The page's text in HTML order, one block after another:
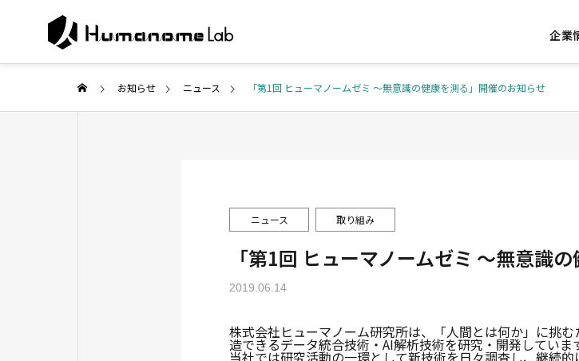
企業
PUBLISHED
研究・メディア実績
Collaborative Re
共同研究・開発 AIコンサルテーショ
お知らせ ニュース 「第1回 ヒューマノームゼミ 〜無意識の健康を測る」開催のお知らせ
ニュース 取り組み
「第1回 ヒューマノームゼミ 〜無意識
2019.06.14
株式会社ヒューマノーム研究所は、「人間とは何か」に挑
造できるデータ統合技術・AI解析技術を研究・開発していま
当社では研究活動の一環として新技術を日々調査し、継続